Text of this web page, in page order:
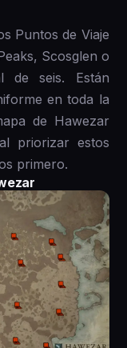
Puntos de Viaje
Scosglen o
de seis. Están
en toda la
de Hawezar
priorizar estos
primero.